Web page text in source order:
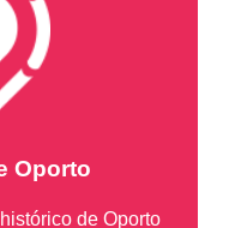
Oporto
de Oporto